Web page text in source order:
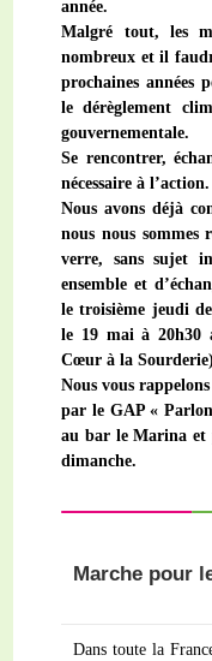
année.
Malgré tout, les
nombreux et il
prochaines années
le dérèglement
gouvernementale.
Se rencontrer,
nécessaire à l’action.
Nous avons déjà
nous nous
verre, sans sujet
ensemble et
le troisième jeudi
le 19 mai à 20h30
Cœur à la
Nous vous
par le GAP «
au bar le Marina et
dimanche.
Marche pour
Dans toute la